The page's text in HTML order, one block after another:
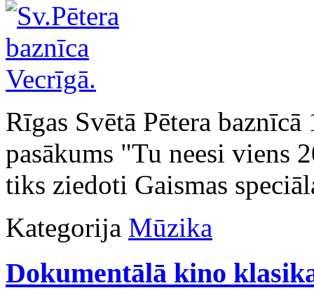
Rīgas Svētā Pētera
pasākums "Tu neesi viens
tiks ziedoti Gaismas
Kategorija Mūzika
Dokumentālā kino